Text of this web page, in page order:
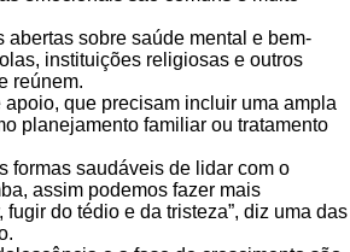
abertas sobre saúde mental e bem-
instituições religiosas e outros
reúnem.
apoio, que precisam incluir uma ampla
planejamento familiar ou tratamento
formas saudáveis de lidar com o
assim podemos fazer mais
do tédio e da tristeza”, diz uma das